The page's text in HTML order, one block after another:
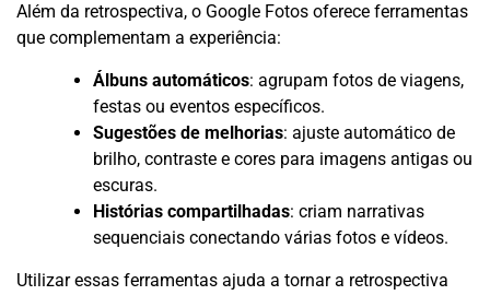
Além da retrospectiva, o Google Fotos oferece ferramentas
que complementam a experiência:
Álbuns automáticos: agrupam fotos de viagens,
festas ou eventos específicos.
Sugestões de melhorias: ajuste automático de
brilho, contraste e cores para imagens antigas ou
escuras.
Histórias compartilhadas: criam narrativas
sequenciais conectando várias fotos e vídeos.
Utilizar essas ferramentas ajuda a tornar a retrospectiva